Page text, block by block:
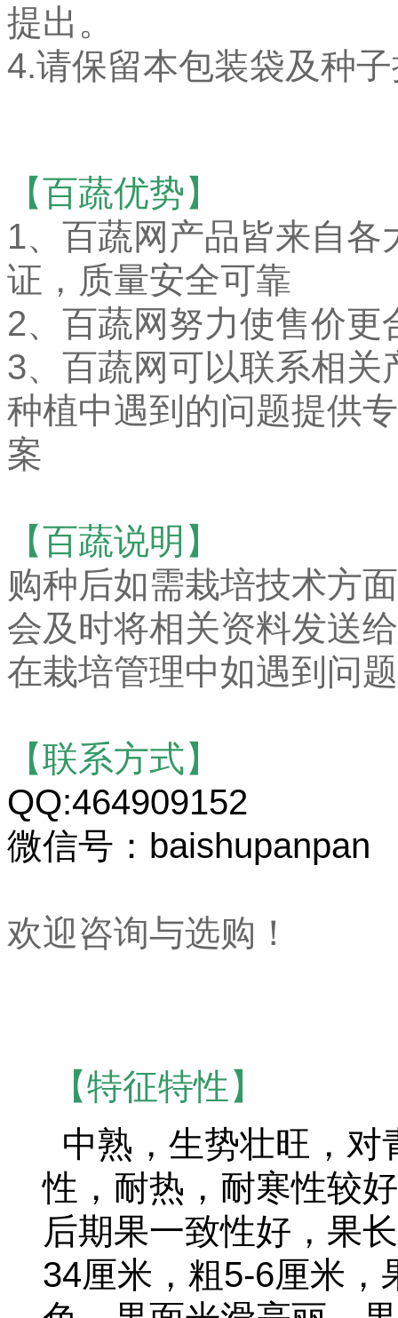
提出。
4.请保留本包装袋及种
【百蔬优势】
1、 百蔬网产品皆来自各
证，质量安全可靠
2、百蔬网努力使售价
3、百蔬网可以联系相
种植中遇到的问题提供
案
【百蔬说明】
购种后如需栽培技术方
会及时将相关资料发送
在栽培管理中如遇到问
【联系方式】
QQ:464909152
微信号：baishupanpan
欢迎咨询与选购！
【特征特性】
中熟，生势壮旺，对
性，耐热，耐寒性较
后期果一致性好，果
34厘米，粗5-6厘米，